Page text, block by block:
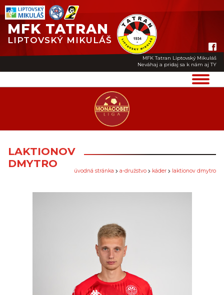
MFK TATRAN
LIPTOVSKÝ MIKULÁŠ
MFK Tatran Liptovský Mikuláš
Neváhaj a pridaj sa k nám aj TY
LAKTIONOV
DMYTRO
úvodná stránka a-družstvo káder laktionov dmytro